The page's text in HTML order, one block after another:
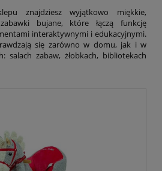
znajdziesz wyjątkowo miękkie,
bujane, które łączą funkcję
interaktywnymi i edukacyjnymi.
się zarówno w domu, jak i w
salach zabaw, żłobkach, bibliotekach